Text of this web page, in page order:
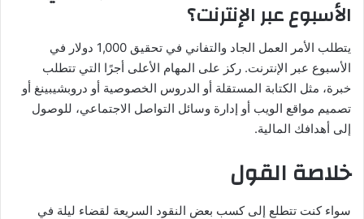
الأسبوع عبر الإنترنت؟
يتطلب الأمر العمل الجاد والتفاني في تحقيق 1,000 دولار في
الأسبوع عبر الإنترنت. ركز على المهام الأعلى أجرًا التي تتطلب
خبرة، مثل الكتابة المستقلة أو الدروس الخصوصية أو دروبشيبينغ أو
تصميم مواقع الويب أو إدارة وسائل التواصل الاجتماعي، للوصول
إلى أهدافك المالية.
خلاصة القول
سواء كنت تتطلع إلى كسب بعض النقود السريعة لقضاء ليلة في